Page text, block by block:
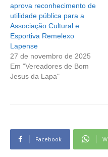
aprova reconhecimento de
utilidade pública para a
Associação Cultural e
Esportiva Remelexo
Lapense
27 de novembro de 2025
Em "Vereadores de Bom
Jesus da Lapa"
Facebook